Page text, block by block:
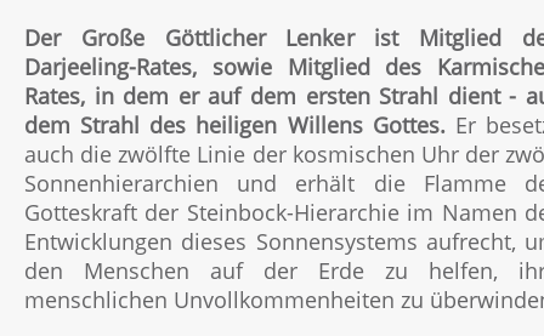
Der Große Göttlicher Lenker ist Mitglied
Darjeeling-Rates, sowie Mitglied des
Rates, in dem er auf dem ersten Strahl dient -
dem Strahl des heiligen Willens Gottes.Er
auch die zwölfte Linie der kosmischen Uhr der
Sonnenhierarchien und erhält die Flamme
Gotteskraft der Steinbock-Hierarchie im Namen
Entwicklungen dieses Sonnensystems aufrecht,
den Menschen auf der Erde zu helfen,
menschlichen Unvollkommenheiten zu